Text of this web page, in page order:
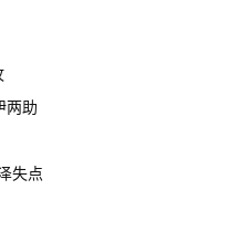
两助
失点